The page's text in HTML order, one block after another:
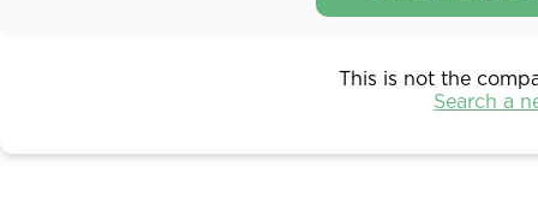
This is not the
Search a